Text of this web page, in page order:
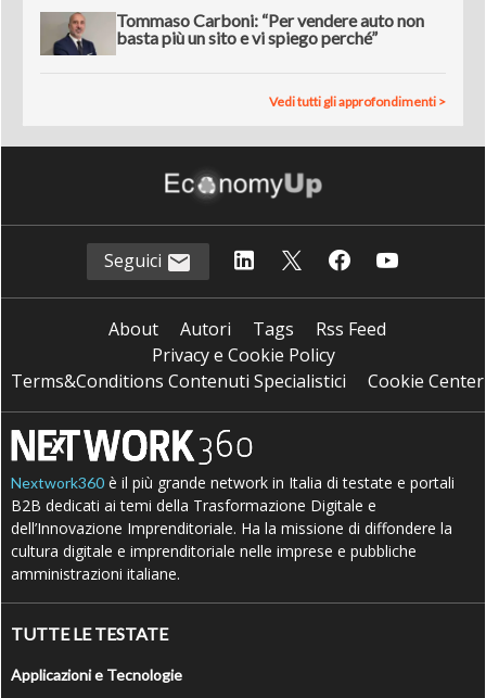
Tommaso Carboni: “Per vendere auto non
basta più un sito e vi spiego perché”
Vedi tutti gli approfondimenti >
Seguici
About Autori Tags
Rss Feed
Privacy e Cookie Policy
Terms&Conditions Contenuti Specialistici
Cookie Center
Nextwork360 è il più grande network in Italia di testate e portali
B2B dedicati ai temi della Trasformazione Digitale e
dell’Innovazione Imprenditoriale. Ha la missione di diffondere la
cultura digitale e imprenditoriale nelle imprese e pubbliche
amministrazioni italiane.
TUTTE LE TESTATE
Applicazioni e Tecnologie